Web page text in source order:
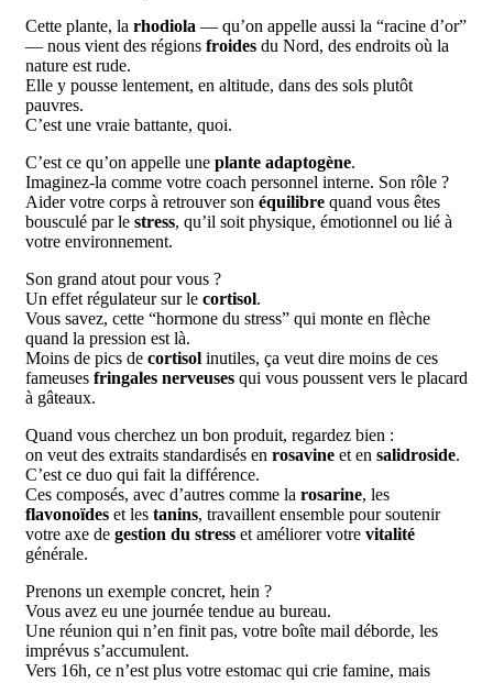
Cette plante, la rhodiola — qu’on appelle aussi la “racine d’or”
— nous vient des régions froides du Nord, des endroits où la
nature est rude.
Elle y pousse lentement, en altitude, dans des sols plutôt
pauvres.
C’est une vraie battante, quoi.
C’est ce qu’on appelle une plante adaptogène.
Imaginez-la comme votre coach personnel interne. Son rôle ?
Aider votre corps à retrouver son équilibre quand vous êtes
bousculé par le stress, qu’il soit physique, émotionnel ou lié à
votre environnement.
Son grand atout pour vous ?
Un effet régulateur sur le cortisol.
Vous savez, cette “hormone du stress” qui monte en flèche
quand la pression est là.
Moins de pics de cortisol inutiles, ça veut dire moins de ces
fameuses fringales nerveuses qui vous poussent vers le placard
à gâteaux.
Quand vous cherchez un bon produit, regardez bien :
on veut des extraits standardisés en rosavine et en salidroside.
C’est ce duo qui fait la différence.
Ces composés, avec d’autres comme la rosarine, les
flavonoïdes et les tanins, travaillent ensemble pour soutenir
votre axe de gestion du stress et améliorer votre vitalité
générale.
Prenons un exemple concret, hein ?
Vous avez eu une journée tendue au bureau.
Une réunion qui n’en finit pas, votre boîte mail déborde, les
imprévus s’accumulent.
Vers 16h, ce n’est plus votre estomac qui crie famine, mais